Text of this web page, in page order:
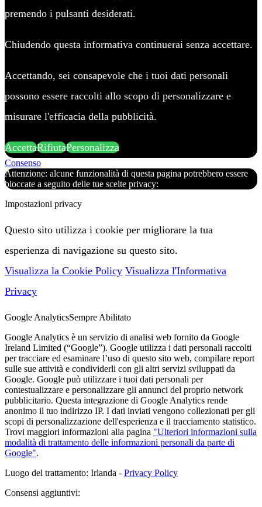
premendo i pulsanti desiderati.
Chiudendo questa informativa continuerai senza accettare.
Accettando, sei consapevole che i tuoi dati personali
possono essere raccolti allo scopo di personalizzare e
misurare l'efficacia della pubblicità.
AccettaRifiutaPersonalizza
Consenso
Attenzione: alcune funzionalità di questa pagina potrebbero essere
bloccate a seguito delle tue scelte privacy:
Impostazioni privacy
Questo sito utilizza i cookie per migliorare la tua
esperienza di navigazione su questo sito.
Visualizza la Cookie Policy Visualizza l'Informativa
Privacy
Google AnalyticsSempre Abilitato
Google Analytics è un servizio di analisi web fornito da Google
Ireland Limited (“Google”). Google utilizza i dati personali raccolti
per tracciare ed esaminare l’uso di questo sito web, compilare report
sulle sue attività e condividerli con gli altri servizi sviluppati da
Google. Google può utilizzare i tuoi dati personali per
contestualizzare e personalizzare gli annunci del proprio network
pubblicitario. Questa integrazione di Google Analytics rende
anonimo il tuo indirizzo IP. I dati inviati vengono collezionati per gli
scopi di personalizzazione dell'esperienza e il tracciamento statistico.
Trovi maggiori informazioni alla pagina "Ulteriori informazioni sulla
modalità di trattamento delle informazioni personali da parte di
Google".
Luogo del trattamento: Irlanda - Privacy Policy
Consensi aggiuntivi: